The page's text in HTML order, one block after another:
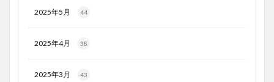
2025年5月 44
2025年4月 38
2025年3月 43